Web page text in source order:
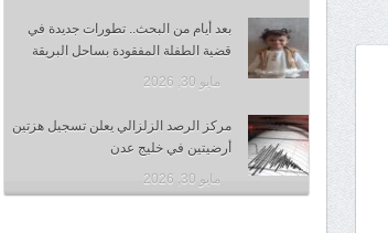
بعد أيام من البحث.. تطورات جديدة في
قضية الطفلة المفقودة بساحل البريقة
مايو 30, 2026
مركز الرصد الزلزالي يعلن تسجيل هزتين
أرضيتين في خليج عدن
مايو 30, 2026